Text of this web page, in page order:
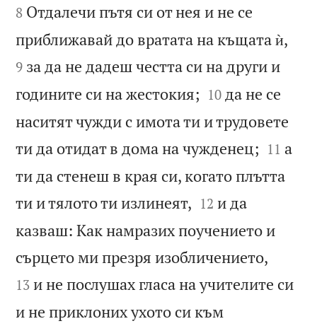
8 Отдалечи пътя си от нея и не се
приближавай до вратата на къщата ѝ,
9 за да не дадеш честта си на други и
годините си на жестокия; 

10 да не се
наситят чужди с имота ти и трудовете
ти да отидат в дома на чужденец; 

11 а
ти да стенеш в края си, когато плътта
ти и тялото ти излинеят, 

12 и да
казваш: Как намразих поучението и
сърцето ми презря изобличението,
13 и не послушах гласа на учителите си
и не приклоних ухото си към